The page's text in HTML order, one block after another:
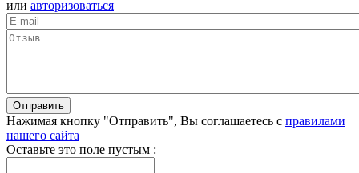
или авторизоваться
Нажимая кнопку "Отправить", Вы соглашаетесь с правилами
нашего сайта
Оставьте это поле пустым :